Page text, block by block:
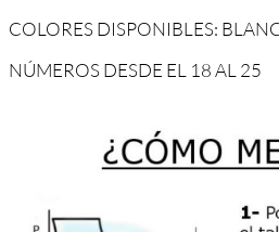
COLORES DISPONIBLES:
NÚMEROS DESDE EL 18 AL 25